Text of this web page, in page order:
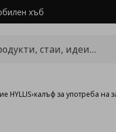
хъб
HYLLIS›калъф за употреба на